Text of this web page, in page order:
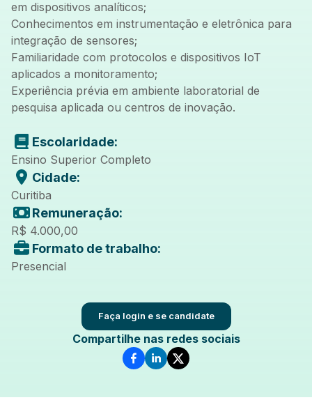
em dispositivos analíticos;
Conhecimentos em instrumentação e eletrônica para
integração de sensores;
Familiaridade com protocolos e dispositivos IoT
aplicados a monitoramento;
Experiência prévia em ambiente laboratorial de
pesquisa aplicada ou centros de inovação.
Escolaridade:
Ensino Superior Completo
Cidade:
Curitiba
Remuneração:
R$ 4.000,00
Formato de trabalho:
Presencial
Faça login e se candidate
Compartilhe nas redes sociais